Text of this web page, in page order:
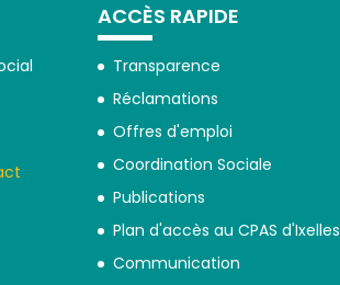
ACCÈS RAPIDE
Transparence
Réclamations
Offres d'emploi
Coordination Sociale
Publications
Plan d'accès au CPAS d'Ixelles
Communication